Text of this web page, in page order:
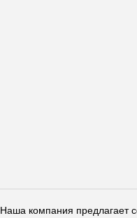
Наша компания предлагает